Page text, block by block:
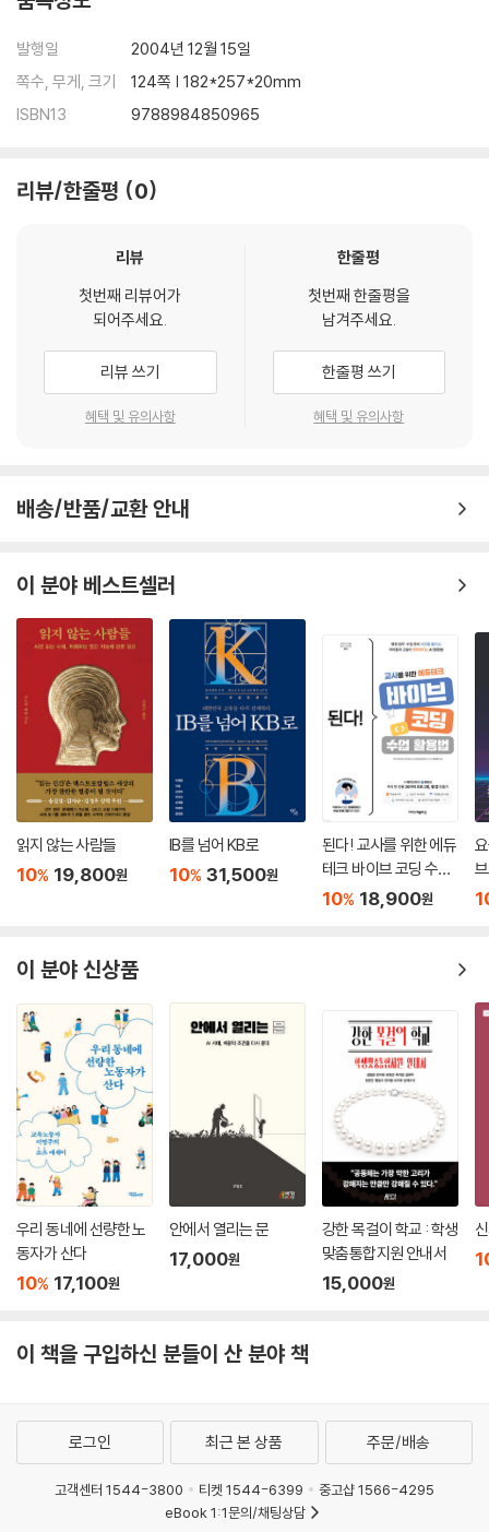
발행일
2004년 12월 15일
쪽수, 무게, 크기
124쪽 | 182*257*20mm
ISBN13
9788984850965
리뷰/한줄평 0
리뷰
첫번째 리뷰어가
되어주세요.
리뷰 쓰기
혜택 및 유의사항
한줄평
첫번째 한줄평을
남겨주세요.
한줄평 쓰기
혜택 및 유의사항
배송/반품/교환 안내
이 분야 베스트셀러
읽지 않는 사람들
10% 19,800원
IB를 넘어 KB로
10% 31,500원
된다! 교사를 위한 에듀
테크 바이브 코딩 수업
활용법
10% 18,900원
h
이 분야 신상품
우리 동네에 선량한 노
동자가 산다
10% 17,100원
안에서 열리는 문
17,000원
강한 목걸이 학교 : 학생
맞춤통합지원 안내서
15,000원
이 책을 구입하신 분들이 산 분야 책
로그인 최근 본 상품 주문/배송
고객센터 1544-3800 티켓 1544-6399
중고샵 1566-4295
eBook 1:1문의/채팅상담